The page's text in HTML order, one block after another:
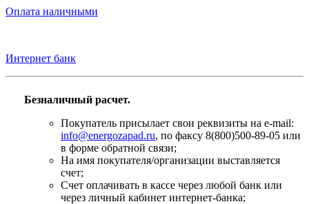
Оплата наличными
Интернет банк
Безналичный расчет.
Покупатель присылает свои реквизиты на e-mail:
info@energozapad.ru, по факсу 8(800)500-89-05 или
в форме обратной связи;
На имя покупателя/организации выставляется
счет;
Счет оплачивать в кассе через любой банк или
через личный кабинет интернет-банка;